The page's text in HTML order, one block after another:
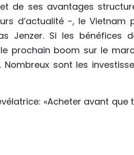
de ses avantages
d’actualité -, le Vietnam
Jenzer. Si les bénéfices
prochain boom sur le
sont les
«Acheter avant que